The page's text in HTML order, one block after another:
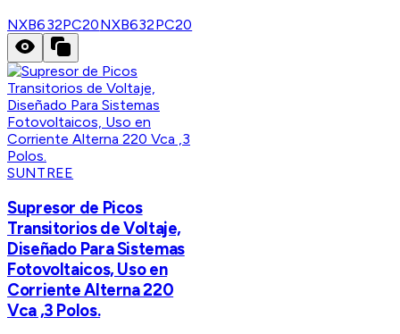
NXB632PC20NXB632PC20
SUNTREE
Supresor de Picos
Transitorios de Voltaje,
Diseñado Para Sistemas
Fotovoltaicos, Uso en
Corriente Alterna 220
Vca ,3 Polos.